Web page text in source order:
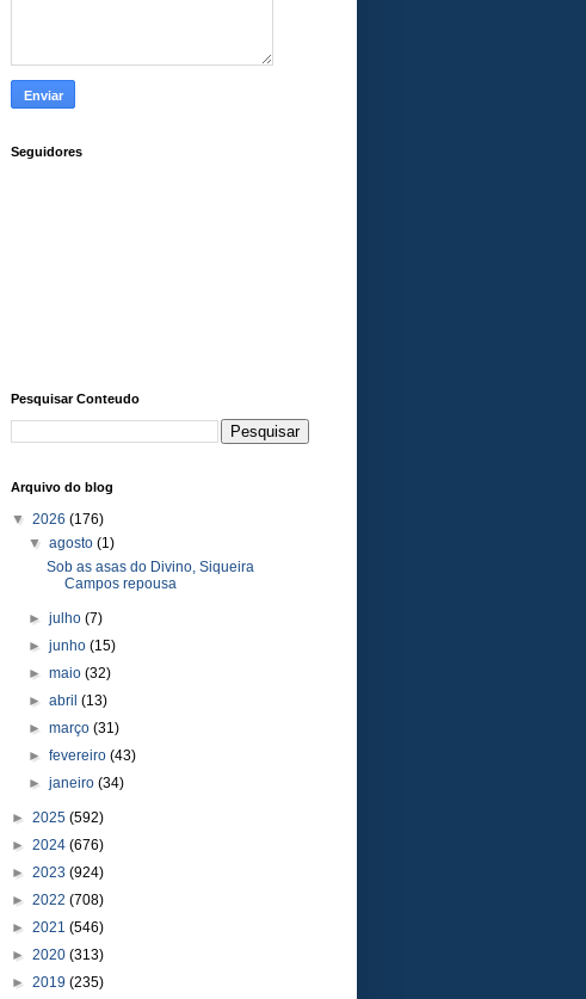
Seguidores
Pesquisar Conteudo
Arquivo do blog
▼ 2026 (176)
▼agosto(1)
Sob as asas do Divino, Siqueira
Campos repousa
►julho(7)
►junho(15)
►maio(32)
►abril(13)
►março(31)
►fevereiro(43)
►janeiro(34)
► 2025 (592)
► 2024 (676)
► 2023 (924)
► 2022 (708)
► 2021 (546)
► 2020 (313)
► 2019 (235)